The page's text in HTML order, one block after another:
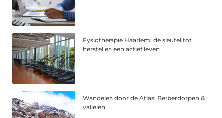
Fysiotherapie Haarlem: de sleutel tot
herstel en een actief leven
Wandelen door de Atlas: Berberdorpen &
valleien